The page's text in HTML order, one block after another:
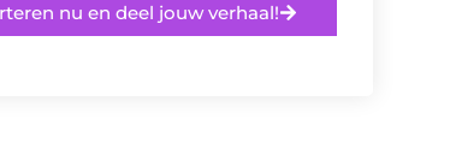
nu en deel jouw verhaal!